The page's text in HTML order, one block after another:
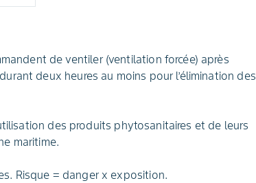
de ventiler (ventilation forcée) après
deux heures au moins pour l’élimination des
des produits phytosanitaires et de leurs
maritime.
Risque = danger x exposition.